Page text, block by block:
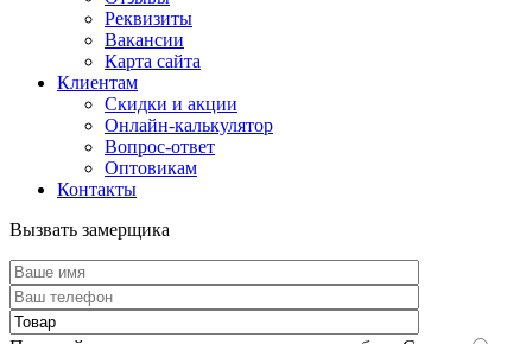
Реквизиты
Вакансии
Карта сайта
Клиентам
Скидки и акции
Онлайн-калькулятор
Вопрос-ответ
Оптовикам
Контакты
Вызвать замерщика